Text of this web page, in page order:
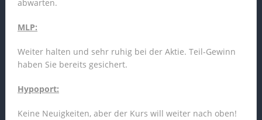
abwarten.
MLP:
Weiter halten und sehr ruhig bei der Aktie. Teil-Gewinn
haben Sie bereits gesichert.
Hypoport:
Keine Neuigkeiten, aber der Kurs will weiter nach oben!